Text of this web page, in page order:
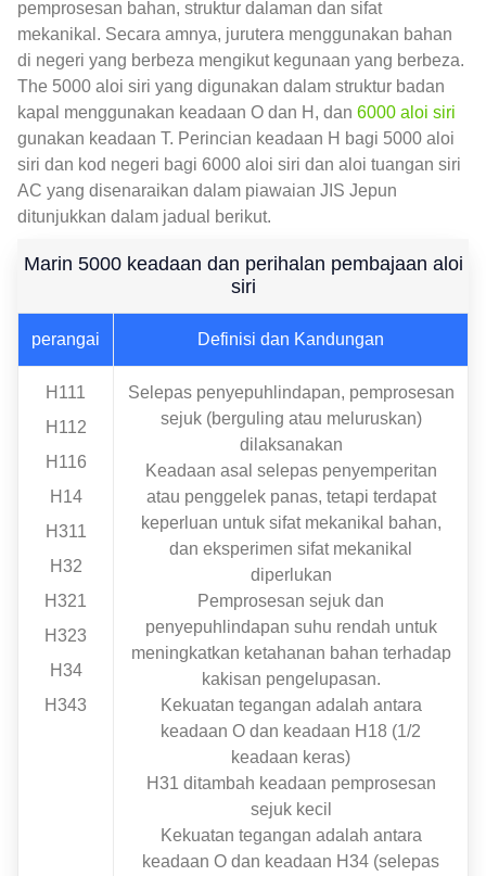
pemprosesan bahan, struktur dalaman dan sifat
mekanikal. Secara amnya, jurutera menggunakan bahan
di negeri yang berbeza mengikut kegunaan yang berbeza.
The 5000 aloi siri yang digunakan dalam struktur badan
kapal menggunakan keadaan O dan H, dan 6000 aloi siri
gunakan keadaan T. Perincian keadaan H bagi 5000 aloi
siri dan kod negeri bagi 6000 aloi siri dan aloi tuangan siri
AC yang disenaraikan dalam piawaian JIS Jepun
ditunjukkan dalam jadual berikut.
Marin 5000 keadaan dan perihalan pembajaan aloi
siri
perangai Definisi dan Kandungan
H111
H112
H116
H14
H311
H32
H321
H323
H34
H343
Selepas penyepuhlindapan, pemprosesan
sejuk (berguling atau meluruskan)
dilaksanakan
Keadaan asal selepas penyemperitan
atau penggelek panas, tetapi terdapat
keperluan untuk sifat mekanikal bahan,
dan eksperimen sifat mekanikal
diperlukan
Pemprosesan sejuk dan
penyepuhlindapan suhu rendah untuk
meningkatkan ketahanan bahan terhadap
kakisan pengelupasan.
Kekuatan tegangan adalah antara
keadaan O dan keadaan H18 (1/2
keadaan keras)
H31 ditambah keadaan pemprosesan
sejuk kecil
Kekuatan tegangan adalah antara
keadaan O dan keadaan H34 (selepas